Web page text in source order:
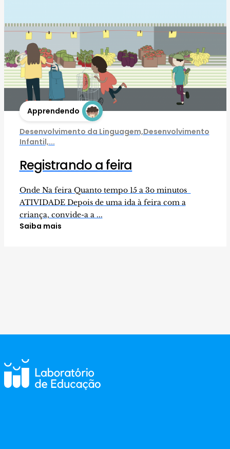
Apprendendo
Desenvolvimento da Linguagem,Desenvolvimento
Infantil,...
Registrando a feira
Onde Na feira Quanto tempo 15 a 3o minutos
ATIVIDADE Depois de uma ida à feira com a
criança, convide-a a ...
Saiba mais